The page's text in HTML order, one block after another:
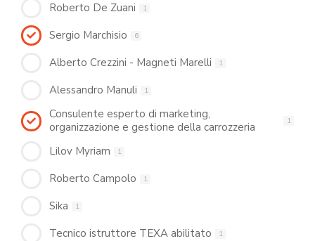
Roberto De Zuani 1
Sergio Marchisio 6
Alberto Crezzini - Magneti Marelli 1
Alessandro Manuli 1
Consulente esperto di marketing,
organizzazione e gestione della carrozzeria
1
Lilov Myriam 1
Roberto Campolo 1
Sika 1
Tecnico istruttore TEXA abilitato 1